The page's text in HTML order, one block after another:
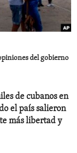
del gobierno
de cubanos en
el país salieron
más libertad y